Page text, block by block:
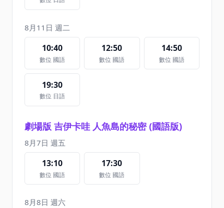
8月11日 週二
10:40
數位 國語
12:50
數位 國語
14:50
數位 國語
19:30
數位 日語
劇場版 吉伊卡哇 人魚島的秘密 (國語版)
8月7日 週五
13:10
數位 國語
17:30
數位 國語
8月8日 週六